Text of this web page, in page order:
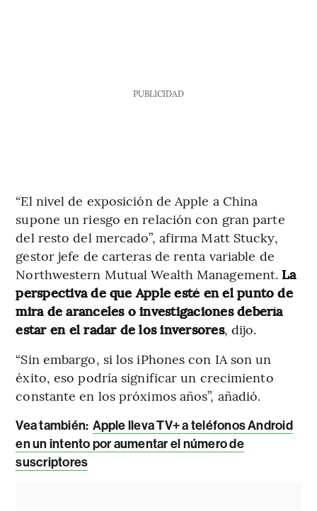
PUBLICIDAD
“El nivel de exposición de Apple a China
supone un riesgo en relación con gran parte
del resto del mercado”, afirma Matt Stucky,
gestor jefe de carteras de renta variable de
Northwestern Mutual Wealth Management. La
perspectiva de que Apple esté en el punto de
mira de aranceles o investigaciones debería
estar en el radar de los inversores, dijo.
“Sin embargo, si los iPhones con IA son un
éxito, eso podría significar un crecimiento
constante en los próximos años”, añadió.
Vea también: Apple lleva TV+ a teléfonos Android
en un intento por aumentar el número de
suscriptores